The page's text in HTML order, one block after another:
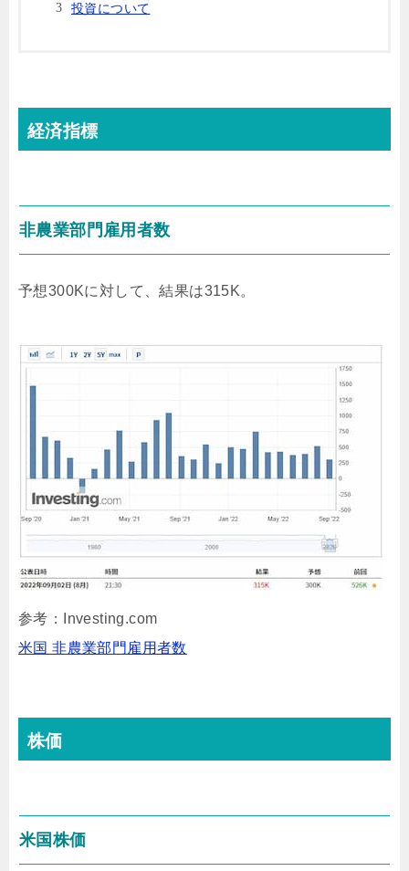
投資について
経済指標
非農業部門雇用者数
予想300Kに対して、結果は315K。
参考：Investing.com
米国 非農業部門雇用者数
株価
米国株価